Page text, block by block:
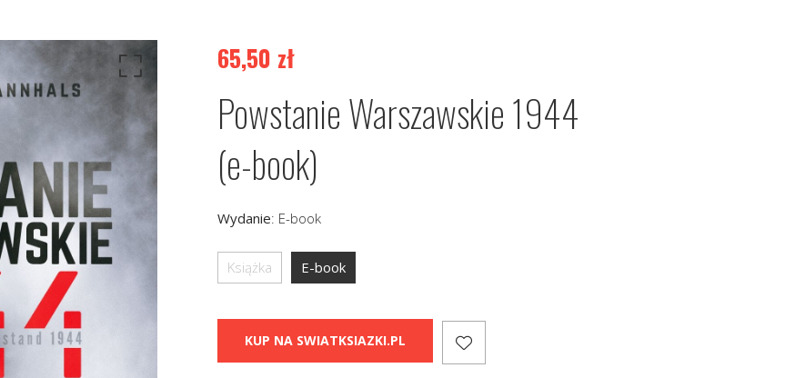
65,50 zł
Powstanie Warszawskie 1944
(e-book)
Wydanie: E-book
Książka E-book
KUP NA SWIATKSIAZKI.PL